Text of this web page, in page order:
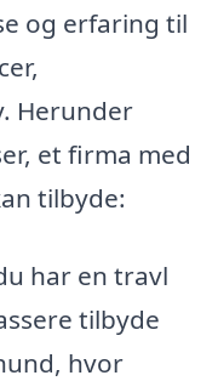
og erfaring til
Herunder
et firma med
tilbyde:
har en travl
tilbyde
hvor